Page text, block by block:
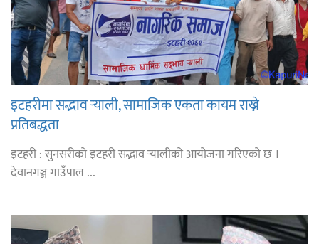
इटहरीमा सद्भाव र्‍याली, सामाजिक एकता कायम राख्ने
प्रतिबद्धता
इटहरी : सुनसरीको इटहरी सद्भाव र्‍यालीको आयोजना गरिएको छ ।
देवानगञ्ज गाउँपाल ...